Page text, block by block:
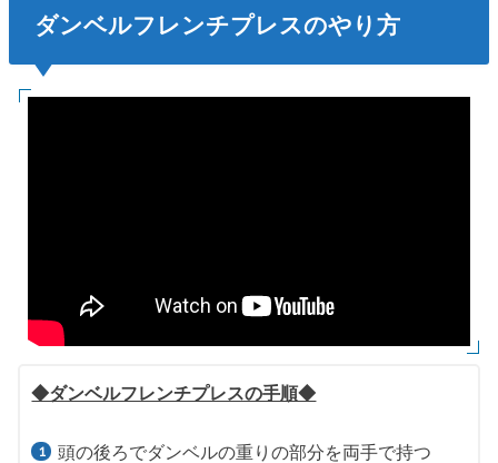
ダンベルフレンチプレスのやり方
◆ダンベルフレンチプレスの手順◆
頭の後ろでダンベルの重りの部分を両手で持つ